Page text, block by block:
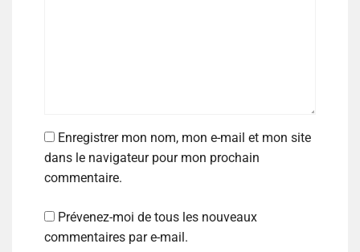
Enregistrer mon nom, mon e-mail et mon site
dans le navigateur pour mon prochain
commentaire.
Prévenez-moi de tous les nouveaux
commentaires par e-mail.